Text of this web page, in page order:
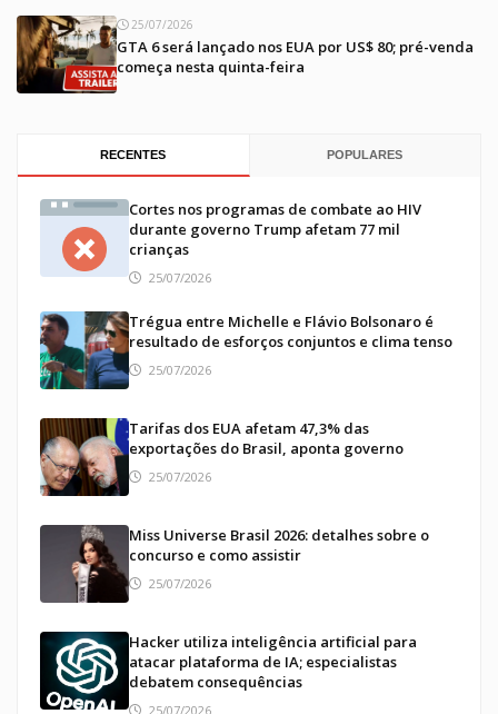
25/07/2026
GTA 6 será lançado nos EUA por US$ 80; pré-venda
começa nesta quinta-feira
RECENTES POPULARES
Cortes nos programas de combate ao HIV
durante governo Trump afetam 77 mil
crianças
25/07/2026
Trégua entre Michelle e Flávio Bolsonaro é
resultado de esforços conjuntos e clima tenso
25/07/2026
Tarifas dos EUA afetam 47,3% das
exportações do Brasil, aponta governo
25/07/2026
Miss Universe Brasil 2026: detalhes sobre o
concurso e como assistir
25/07/2026
Hacker utiliza inteligência artificial para
atacar plataforma de IA; especialistas
debatem consequências
25/07/2026